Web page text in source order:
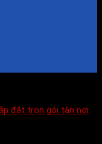
đặt trọn gói tận nơi